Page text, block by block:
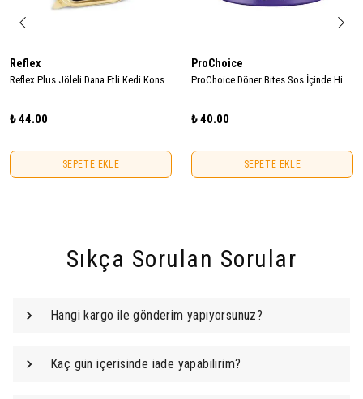
Reflex
Reflex Plus Jöleli Dana Etli Kedi Konservesi 85gr
₺ 44.00
SEPETE EKLE
ProChoice
ProChoice Döner Bites Sos İçinde Hindi Etli Yetişkin Kedi Konservesi 70gr
₺ 40.00
SEPETE EKLE
Sıkça Sorulan Sorular
Hangi kargo ile gönderim yapıyorsunuz?
Kaç gün içerisinde iade yapabilirim?